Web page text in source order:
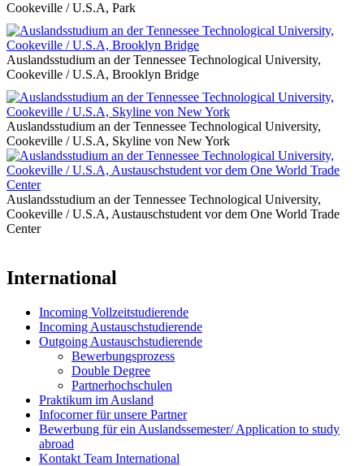
Cookeville / U.S.A, Park
Auslandsstudium an der Tennessee Technological University,
Cookeville / U.S.A, Brooklyn Bridge
Auslandsstudium an der Tennessee Technological University,
Cookeville / U.S.A, Skyline von New York
Auslandsstudium an der Tennessee Technological University,
Cookeville / U.S.A, Austauschstudent vor dem One World Trade
Center
International
Incoming Vollzeitstudierende
Incoming Austauschstudierende
Outgoing Austauschstudierende
Bewerbungsprozess
Double Degree
Partnerhochschulen
Praktikum im Ausland
Infocorner für unsere Partner
Bewerbung für ein Auslandssemester/ Application to study
abroad
Kontakt Team International